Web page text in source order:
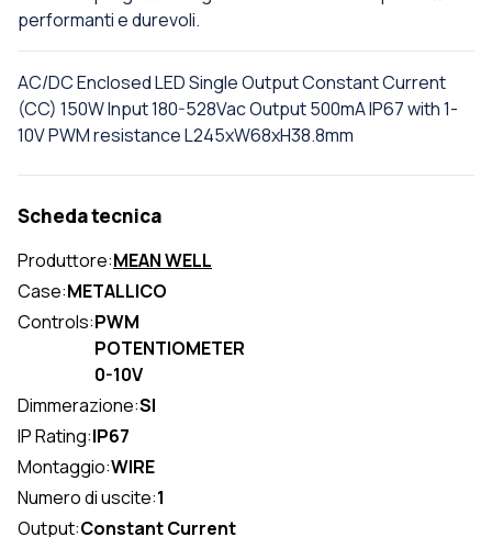
performanti e durevoli.
AC/DC Enclosed LED Single Output Constant Current
(CC) 150W Input 180-528Vac Output 500mA IP67 with 1-
10V PWM resistance L245xW68xH38.8mm
Scheda tecnica
Produttore:MEAN WELL
Case:METALLICO
Controls:PWM
POTENTIOMETER
0-10V
Dimmerazione:SI
IP Rating:IP67
Montaggio:WIRE
Numero di uscite:1
Output:Constant Current